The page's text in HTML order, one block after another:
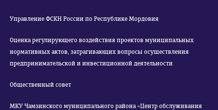
Управление ФСКН России по Республике Мордовия
Оценка регулирующего воздействия проектов муниципальных
нормативных актов, затрагивающих вопросы осуществления
предпринимательской и инвестиционной деятельности
Общественный совет
МКУ Чамзинского муниципального района «Центр обслуживания